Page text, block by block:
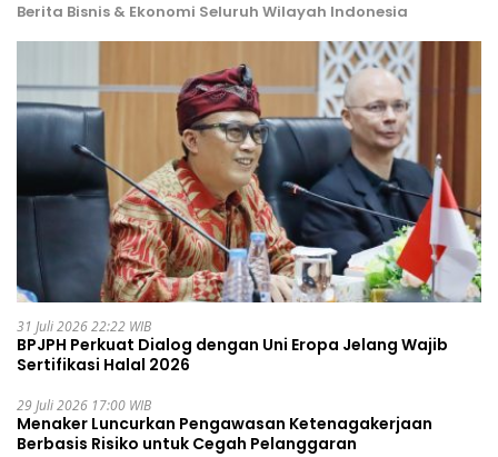
Berita Bisnis & Ekonomi Seluruh Wilayah Indonesia
31 Juli 2026 22:22 WIB
BPJPH Perkuat Dialog dengan Uni Eropa Jelang Wajib
Sertifikasi Halal 2026
29 Juli 2026 17:00 WIB
Menaker Luncurkan Pengawasan Ketenagakerjaan
Berbasis Risiko untuk Cegah Pelanggaran